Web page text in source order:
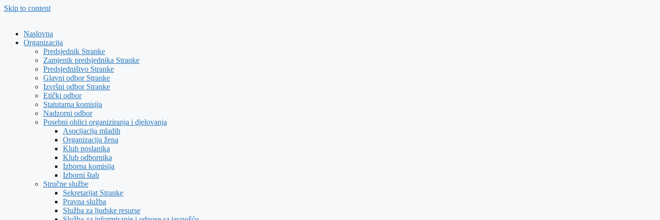
Skip to content
Naslovna
Organizacija
Predsjednik Stranke
Zamjenik predsjednika Stranke
Predsjedništvo Stranke
Glavni odbor Stranke
Izvršni odbor Stranke
Etički odbor
Statutarna komisija
Nadzorni odbor
Posebni oblici organiziranja i djelovanja
Asocijacija mladih
Organizacija žena
Klub poslanika
Klub odbornika
Izborna komisija
Izborni štab
Stručne službe
Sekretarijat Stranke
Pravna služba
Služba za ljudske resurse